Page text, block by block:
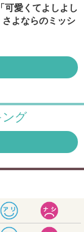
可愛くてよしよし
よならのミッシ